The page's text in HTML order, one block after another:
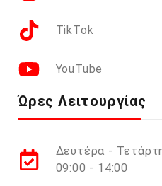
TikTok
YouTube
Ώρες Λειτουργίας
Δευτέρα -
09:00 - 14:00